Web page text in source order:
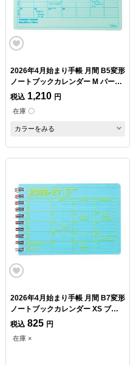
2026年4月始まり手帳 月間 B5変形
ノートブックカレンダー M パール
ミント
税込 1,210 円
在庫 〇
カラーをみる
2026年4月始まり手帳 月間 B7変形
ノートブックカレンダー XS ブル
ー
税込 825 円
在庫 ×